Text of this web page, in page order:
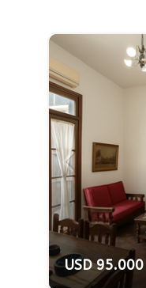
USD 95.000